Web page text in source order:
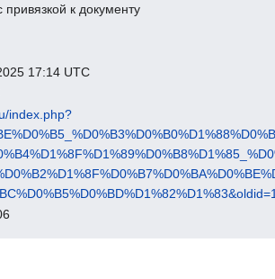
к документу
17:14 UTC
index.php?